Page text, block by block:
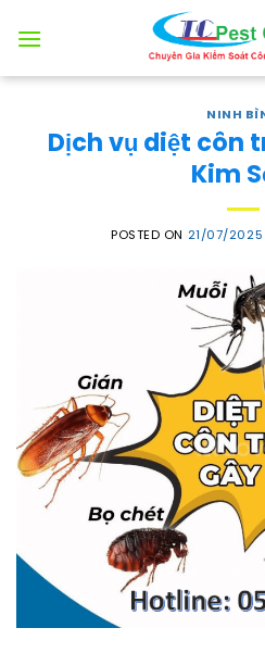
NINH
Dịch vụ diệt côn
Kim
POSTED ON 21/07/2025